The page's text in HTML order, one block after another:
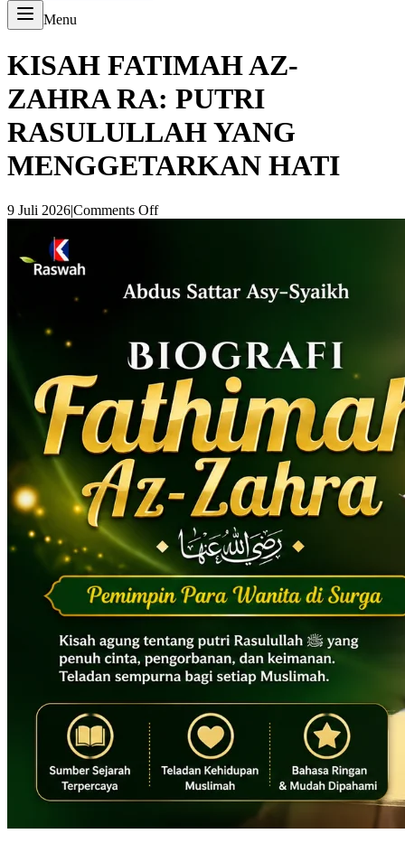
Menu
KISAH FATIMAH AZ-
ZAHRA RA: PUTRI
RASULULLAH YANG
MENGGETARKAN HATI
9 Juli 2026|Comments Off